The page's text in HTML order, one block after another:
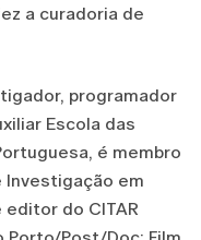
a curadoria de
programador
Escola das
é membro
Investigação em
do CITAR